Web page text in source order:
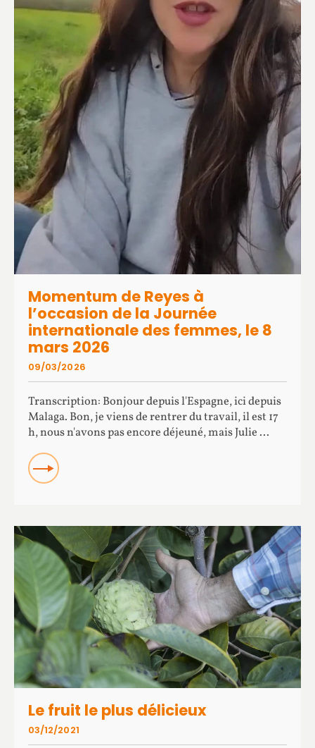
Momentum de Reyes à
l’occasion de la Journée
internationale des femmes, le 8
mars 2026
Transcription: Bonjour depuis l'Espagne, ici depuis
Malaga. Bon, je viens de rentrer du travail, il est 17
h, nous n'avons pas encore déjeuné, mais Julie ...
READ
09/03/2026
Le fruit le plus délicieux
03/12/2021